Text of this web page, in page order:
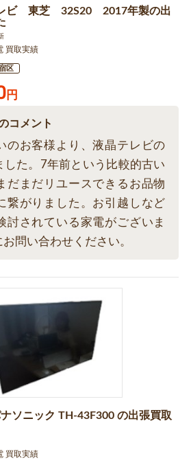
ビ 東芝 32S20 2017年製の出
買取実績
区
円
コメント
のお客様より、液晶テレビの
した。7年前という比較的古い
だまだリユースできるお品物
繋がりました。お引越しなど
討されている家電がございま
問い合わせください。
ソニック TH-43F300 の出張買取
買取実績